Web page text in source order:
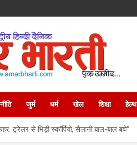
Media
जुर्म धर्म खेल शिक्षा हेल्थ
ट्रेलर से भिड़ी स्कॉर्पियो, सैलानी बाल-बाल बचे”